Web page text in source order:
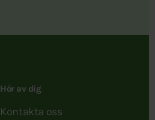
Hör av dig
Kontakta oss